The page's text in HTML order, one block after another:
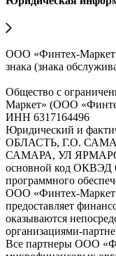
ООО «Финтех-Маркет»
знака (знака
Общество с
Маркет» (ООО
ИНН 6317164496
Юридический и
ОБЛАСТЬ, Г.О.
САМАРА, УЛ
основной код ОКВЭД
программного
ООО «Финтех-Маркет»
предоставляет
оказываются
организациями-
Все партнеры ООО